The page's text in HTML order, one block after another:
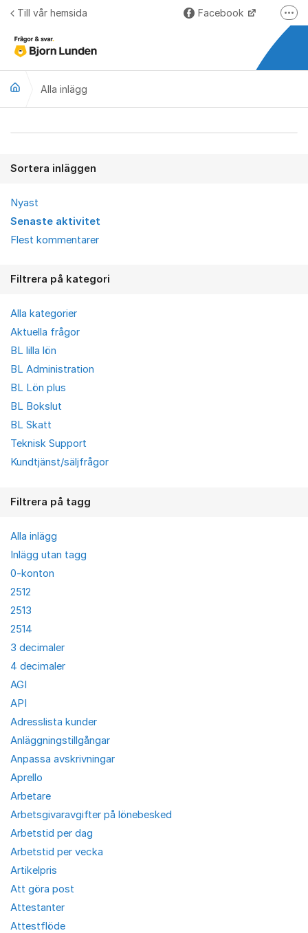
Hoppa till innehåll
Till vår hemsida Facebook
Alla inlägg
Sortera inläggen
Nyast
Senaste aktivitet
Flest kommentarer
Filtrera på kategori
Alla kategorier
Aktuella frågor
BL lilla lön
BL Administration
BL Lön plus
BL Bokslut
BL Skatt
Teknisk Support
Kundtjänst/säljfrågor
Filtrera på tagg
Alla inlägg
Inlägg utan tagg
0-konton
2512
2513
2514
3 decimaler
4 decimaler
AGI
API
Adresslista kunder
Anläggningstillgångar
Anpassa avskrivningar
Aprello
Arbetare
Arbetsgivaravgifter på lönebesked
Arbetstid per dag
Arbetstid per vecka
Artikelpris
Att göra post
Attestanter
Attestflöde